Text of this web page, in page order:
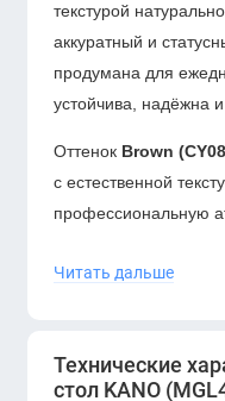
текстурой
аккуратный и
продумана для
устойчива, надёжна
Оттенок Brown
с естественной
профессиональную
Просторная
Читать дальше
Технические
стол KANO